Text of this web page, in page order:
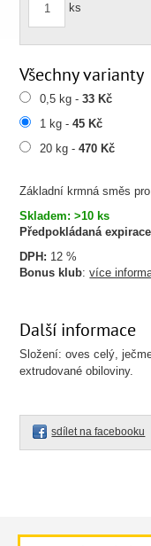
Základní krmná směs
Skladem: >10 ks
Předpokládaná
DPH: 12 %
Bonus klub:více
ks
Všechny varianty
0,5 kg -33 Kč
1 kg -45 Kč
20 kg -470 Kč
Další informace
Složení: oves celý,
extrudované obiloviny.
sdílet na facebooku